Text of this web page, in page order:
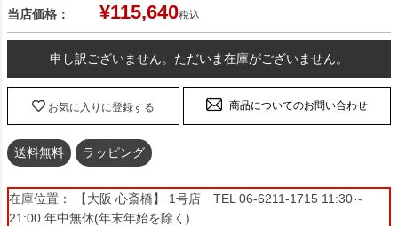
当店価格： ¥115,640税込
申し訳ございません。ただいま在庫がございません。
お気に入りに登録する 商品についてのお問い合わせ
送料無料 ラッピング
在庫位置： 【大阪 心斎橋】 1号店 TEL 06-6211-1715 11:30～
21:00 年中無休(年末年始を除く)